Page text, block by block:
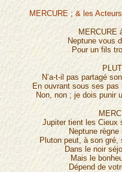
MERCURE ; & les
MERCURE
Neptune vous
Pour un fils
N’a-t-il pas partagé
En ouvrant sous ses
Non, non ; je dois punir
Jupiter tient les Cieux
Neptune
Pluton peut, à son gré,
Dans le noir
Mais le
Dépend de